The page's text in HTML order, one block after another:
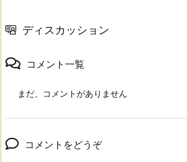
ディスカッション
コメント一覧
まだ、コメントがありません
コメントをどうぞ